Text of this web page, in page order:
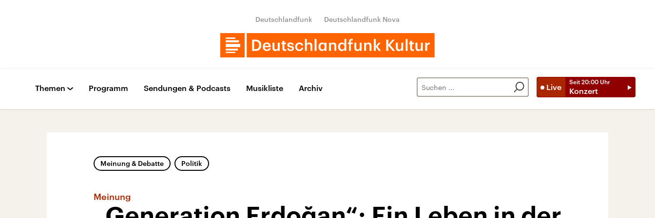
Deutschlandfunk Deutschlandfunk Nova
Live
Seit 20:00 Uhr
Konzert
Themen Programm Sendungen & Podcasts Musikliste Archiv
Meinung & Debatte Politik
Meinung